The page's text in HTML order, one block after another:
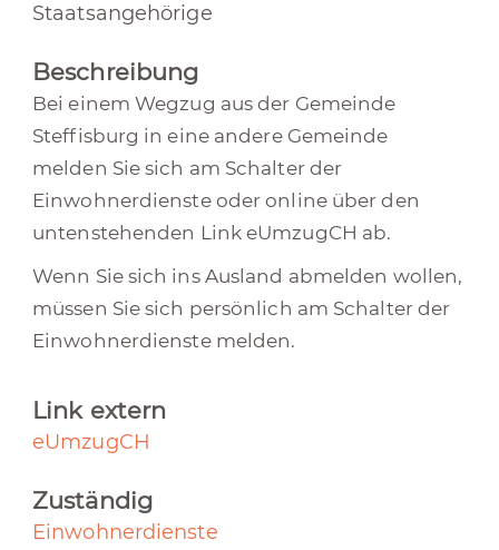
Staatsangehörige
Beschreibung
Bei einem Wegzug aus der Gemeinde
Steffisburg in eine andere Gemeinde
melden Sie sich am Schalter der
Einwohnerdienste oder online über den
untenstehenden Link eUmzugCH ab.
Wenn Sie sich ins Ausland abmelden wollen,
müssen Sie sich persönlich am Schalter der
Einwohnerdienste melden.
Link extern
eUmzugCH
Zuständig
Einwohnerdienste